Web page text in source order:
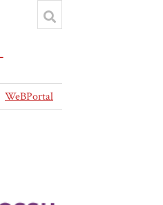
WeBPortal